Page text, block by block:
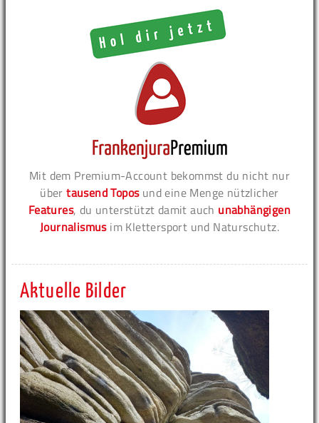
Mit dem Premium-Account bekommst du nicht nur
übertausend Toposund eine Menge nützlicher
Features, du unterstützt damit auch unabhängigen
Journalismusim Klettersport und Naturschutz.
Aktuelle Bilder